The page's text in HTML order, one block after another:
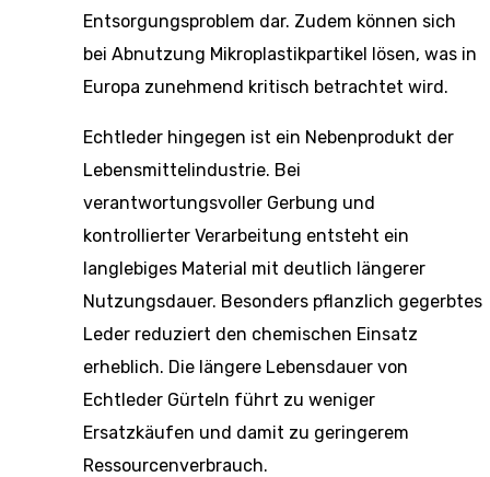
Entsorgungsproblem dar. Zudem können sich
bei Abnutzung Mikroplastikpartikel lösen, was in
Europa zunehmend kritisch betrachtet wird.
Echtleder hingegen ist ein Nebenprodukt der
Lebensmittelindustrie. Bei
verantwortungsvoller Gerbung und
kontrollierter Verarbeitung entsteht ein
langlebiges Material mit deutlich längerer
Nutzungsdauer. Besonders pflanzlich gegerbtes
Leder reduziert den chemischen Einsatz
erheblich. Die längere Lebensdauer von
Echtleder Gürteln führt zu weniger
Ersatzkäufen und damit zu geringerem
Ressourcenverbrauch.